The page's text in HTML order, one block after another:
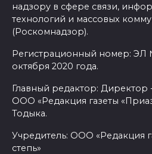
надзору в сфере связи,
технологий и массовых
(Роскомнадзор).
Регистрационный номер: ЭЛ
октября 2020 года.
Главный редактор: Директор
ООО «Редакция газеты
Тодыка.
Учредитель: ООО «Редакция
степь»